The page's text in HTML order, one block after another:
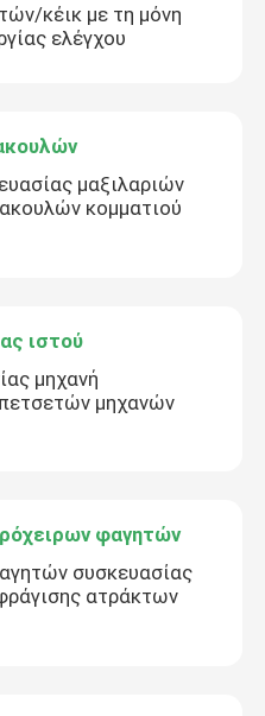
κέικ με τη μόνη
ελέγχου
μαξιλαριών
κομματιού
ιστού
μηχανή
μηχανών
φαγητών
συσκευασίας
ατράκτων